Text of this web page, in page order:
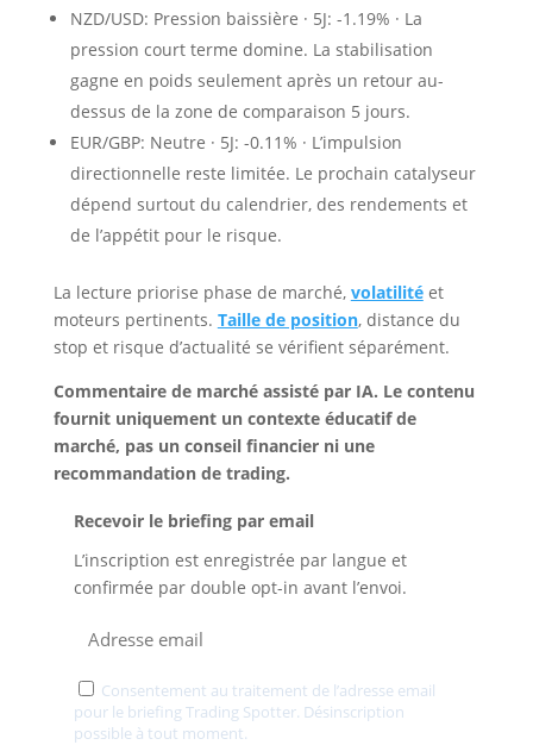
NZD/USD: Pression baissière · 5J: -1.19% · La
pression court terme domine. La stabilisation
gagne en poids seulement après un retour au-
dessus de la zone de comparaison 5 jours.
EUR/GBP: Neutre · 5J: -0.11% · L’impulsion
directionnelle reste limitée. Le prochain catalyseur
dépend surtout du calendrier, des rendements et
de l’appétit pour le risque.
La lecture priorise phase de marché, volatilitéet
moteurs pertinents. Taille de position, distance du
stop et risque d’actualité se vérifient séparément.
Commentaire de marché assisté par IA. Le contenu
fournit uniquement un contexte éducatif de
marché, pas un conseil financier ni une
recommandation de trading.
Recevoir le briefing par email
L’inscription est enregistrée par langue et
confirmée par double opt-in avant l’envoi.
Consentement au traitement de l’adresse email
pour le briefing Trading Spotter. Désinscription
possible à tout moment.